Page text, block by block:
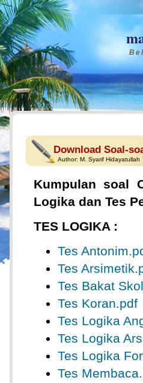
Download Soal-
Author: M. Syarif Hidayatullah
Kumpulan soal
Logika dan Tes
TES LOGIKA :
Tes
Tes
Tes Bakat
Tes Koran.pdf
Tes Logika
Tes Logika
Tes Logika
Tes